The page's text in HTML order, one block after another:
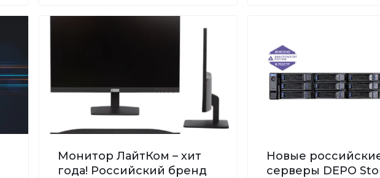
Монитор ЛайтКом – хит
года! Российский бренд
Новые
серверы DEPO